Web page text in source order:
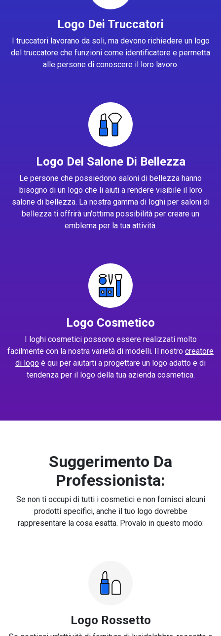
Logo Dei Truccatori
I truccatori lavorano da soli, ma devono richiedere un logo
del truccatore che funzioni come identificatore e permetta
alle persone di conoscere il loro lavoro.
Logo Del Salone Di Bellezza
Le persone che possiedono saloni di bellezza hanno
bisogno di un logo che li aiuti a rendere visibile il loro
salone di bellezza. La nostra gamma di loghi per saloni di
bellezza ti offrirà un'ottima possibilità per creare un
emblema per la tua attività.
Logo Cosmetico
I loghi cosmetici possono essere realizzati molto
facilmente con la nostra varietà di modelli. Il nostro creatore
di logo è qui per aiutarti a progettare un logo adatto e di
tendenza per il logo della tua azienda cosmetica.
Suggerimento Da
Professionista:
Se non ti occupi di tutti i cosmetici e non fornisci alcuni
prodotti specifici, anche il tuo logo dovrebbe
rappresentare la cosa esatta. Provalo in questo modo:
Logo Rossetto